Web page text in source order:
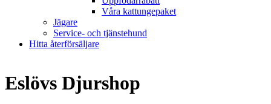
Våra kattungepaket
Jägare
Service- och tjänstehund
Hitta återförsäljare
Eslövs Djurshop